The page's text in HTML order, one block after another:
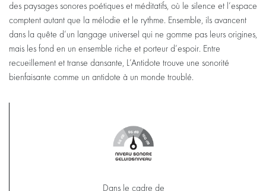
des paysages sonores poétiques et méditatifs, où le silence et l’espace
comptent autant que la mélodie et le rythme. Ensemble, ils avancent
dans la quête d’un langage universel qui ne gomme pas leurs origines,
mais les fond en un ensemble riche et porteur d’espoir. Entre
recueillement et transe dansante, L’Antidote trouve une sonorité
bienfaisante comme un antidote à un monde troublé.
Dans le cadre de